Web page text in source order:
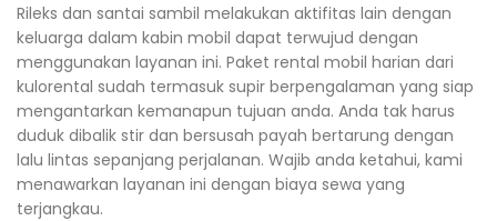
Rileks dan santai sambil melakukan aktifitas lain dengan
keluarga dalam kabin mobil dapat terwujud dengan
menggunakan layanan ini. Paket rental mobil harian dari
kulorental sudah termasuk supir berpengalaman yang siap
mengantarkan kemanapun tujuan anda. Anda tak harus
duduk dibalik stir dan bersusah payah bertarung dengan
lalu lintas sepanjang perjalanan. Wajib anda ketahui, kami
menawarkan layanan ini dengan biaya sewa yang
terjangkau.